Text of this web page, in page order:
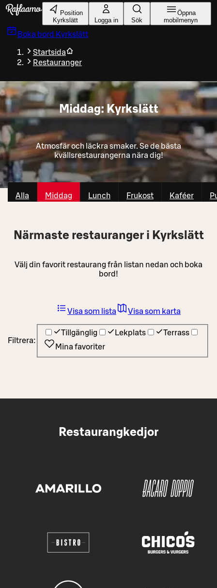
Gå till huvudinnehållet
Position
Kyrkslätt
Logga in Sök
Öppna
mobilmenyn
Boka bord Kyrkslätt
Startsida
Restauranger
Middag: Kyrkslätt
Atmosfär och läckra smaker. Se de bästa
kvällsrestaurangerna nära dig!
Alla Middag Lunch Frukost Kaféer
Närmaste restauranger i Kyrkslätt
Välj din favorit restaurang från listan nedan och boka
bord!
Filtrera:
Tillgänglig Lekplats
Terrass
Mina favoriter
Visa som lista Visa som karta
Restaurangkedjor